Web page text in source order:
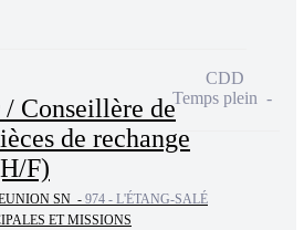
Conseillère de
de rechange
F)
SN - 974 - L'ÉTANG-SALÉ
ET MISSIONS
CDD
Temps plein